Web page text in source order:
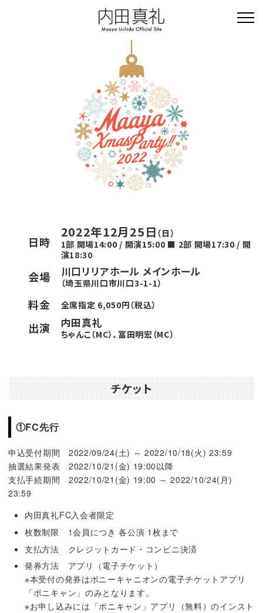
日時
2022年12月25日 （日）
1部 開場14:00 / 開演15:00 ■ 2部 開場17:30 / 開
演18:30
会場 川口リリアホール メインホール
（埼玉県川口市川口3-1-1）
料金 全席指定 6,050円（税込）
出演 内田真礼
ちゃんこ（MC）、冨田明宏（MC）
チケット
①FC先行
申込受付期間 2022/09/24(土) ～ 2022/10/18(火) 23:59
抽選結果発表 2022/10/21(金) 19:00以降
支払手続期間 2022/10/21(金) 19:00 ～ 2022/10/24(月)
23:59
内田真礼FC入会者限定
枚数制限 1会員につき 各公演 1枚まで
支払方法 クレジットカード・コンビニ決済
発券方法 アプリ（電子チケット）
※本受付の発券はポニーキャニオンの電子チケットアプリ
「ポニキャン」のみとなります。
※お申し込みには「ポニキャン」アプリ（無料）のインスト